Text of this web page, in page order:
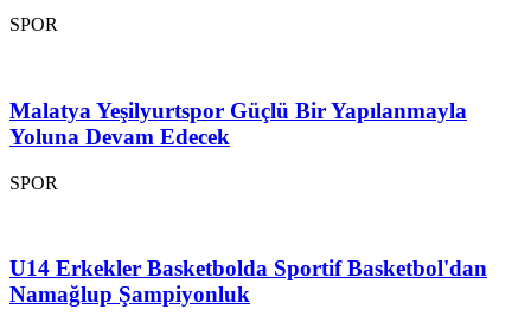
SPOR
Malatya Yeşilyurtspor Güçlü Bir Yapılanmayla
Yoluna Devam Edecek
SPOR
U14 Erkekler Basketbolda Sportif Basketbol'dan
Namağlup Şampiyonluk